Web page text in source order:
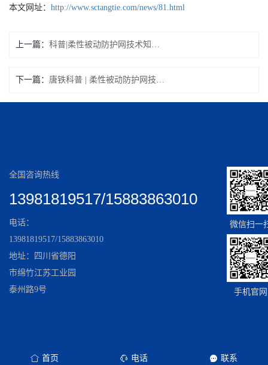
本文网址： http://www.sctangtie.com/news/81.html
上一篇：
下一篇：
全国咨询热线
13981819517/15883863010
电话：
13981819517/15883863010
地址：四川省德阳
市绵竹江苏工业园
泰州路9号
微信扫一
手机官网
首页 电话 联系